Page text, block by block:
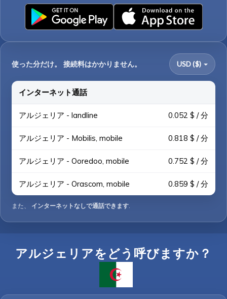
使った分だけ。 接続料はかかりません。 USD ($)
インターネット通話
アルジェリア - landline 0.052 $ / 分
アルジェリア - Mobilis, mobile 0.818 $ / 分
アルジェリア - Ooredoo, mobile 0.752 $ / 分
アルジェリア - Orascom, mobile 0.859 $ / 分
また、 インターネットなしで通話できます.
アルジェリアをどう呼びますか？